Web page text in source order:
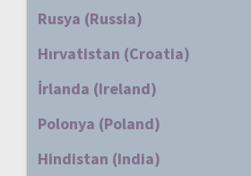
Rusya (Russia)
Hırvatistan (Croatia)
İrlanda (Ireland)
Polonya (Poland)
Hindistan (India)